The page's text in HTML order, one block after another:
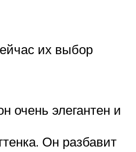
их выбор
очень элегантен и
Он разбавит